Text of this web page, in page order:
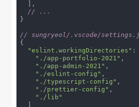
// ...
}
// sungryeol/.vscode/
{
"eslint.workingDirectories" :
"./app-portfolio-2021" ,
"./app-admin-2021" ,
"./eslint-config" ,
"./typescript-config" ,
"./prettier-config" ,
"./lib"